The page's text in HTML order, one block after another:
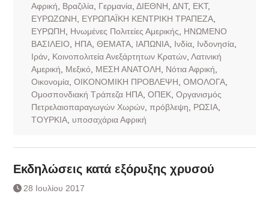
Αφρική
Βραζιλία, Γερμανία, ΔΙΕΘΝΗ ΔΝΤ, ΕΚΤ,
ΕΥΡΩΖΩΝΗ
ΕΥΡΩΠΑΪΚΗ ΚΕΝΤΡΙΚΗ ΤΡΑΠΕΖΑ,
ΕΥΡΩΠΗ
Ηνωμένες Πολιτείες Αμερικής
ΗΝΩΜΕΝΟ
ΒΑΣΙΛΕΙΟ
ΗΠΑ, ΘΕΜΑΤΑ, ΙΑΠΩΝΙΑ, Ινδία, Ινδονησία,
Ιράν, Κοινοπολιτεία Ανεξάρτητων Κρατών, Λατινική
Αμερική
Μεξικό ΜΕΣΗ ΑΝΑΤΟΛΗ Νότια Αφρική
Οικονομία, ΟΙΚΟΝΟΜΙΚΗ ΠΡΟΒΛΕΨΗ ΟΜΟΛΟΓΑ,
Ομοσπονδιακή Τράπεζα ΗΠΑ, ΟΠΕΚ, Οργανισμός
Πετρελαιοπαραγωγών Χωρών, πρόβλεψη ΡΩΣΙΑ,
ΤΟΥΡΚΙΑ, υποσαχάρια Αφρική
Εκδηλώσεις κατά εξόρυξης χρυσού
28 Ιουλίου 2017